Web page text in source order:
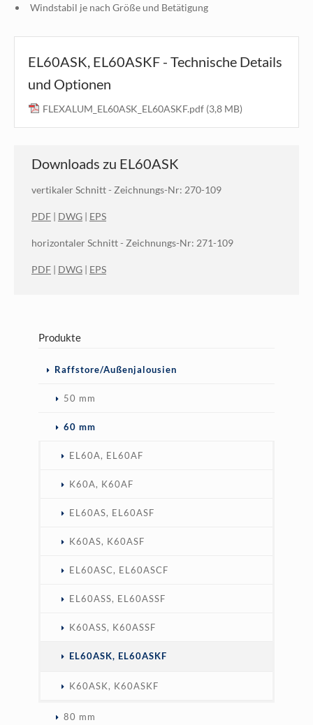
Windstabil je nach Größe und Betätigung
EL60ASK, EL60ASKF - Technische Details
und Optionen
FLEXALUM_EL60ASK_EL60ASKF.pdf (3,8 MB)
Downloads zu EL60ASK
vertikaler Schnitt - Zeichnungs-Nr: 270-109
PDF | DWG | EPS
horizontaler Schnitt - Zeichnungs-Nr: 271-109
PDF | DWG | EPS
Produkte
Navigation
Raffstore/Außenjalousien
50 mm
60 mm
EL60A, EL60AF
K60A, K60AF
EL60AS, EL60ASF
K60AS, K60ASF
EL60ASC, EL60ASCF
EL60ASS, EL60ASSF
K60ASS, K60ASSF
EL60ASK, EL60ASKF
K60ASK, K60ASKF
80 mm